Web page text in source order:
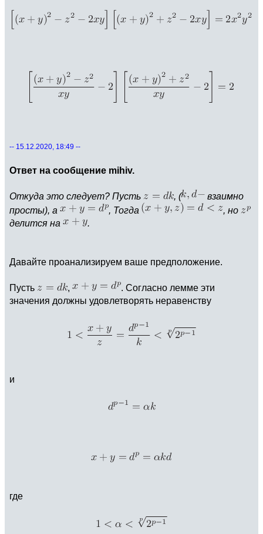
-- 15.12.2020, 18:49 --
Ответ на сообщение mihiv.
Откуда это следует? Пусть , (
взаимно
просты), а
, Тогда
, но
делится на
.
Давайте проанализируем ваше предположение.
Пусть ,
. Согласно лемме эти
значения должны удовлетворять неравенству
и
где